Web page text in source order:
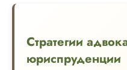
Стратегии
юриспруденции